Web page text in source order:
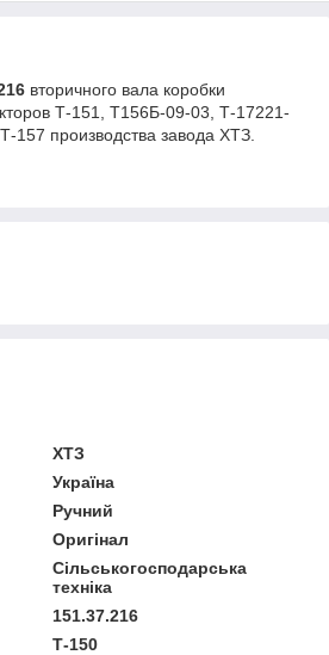
вторичного вала коробки
Т-151, Т156Б-09-03, Т-17221-
157 производства завода ХТЗ.
ХТЗ
Україна
Ручний
Оригінал
Сільськогосподарська
техніка
151.37.216
Т-150